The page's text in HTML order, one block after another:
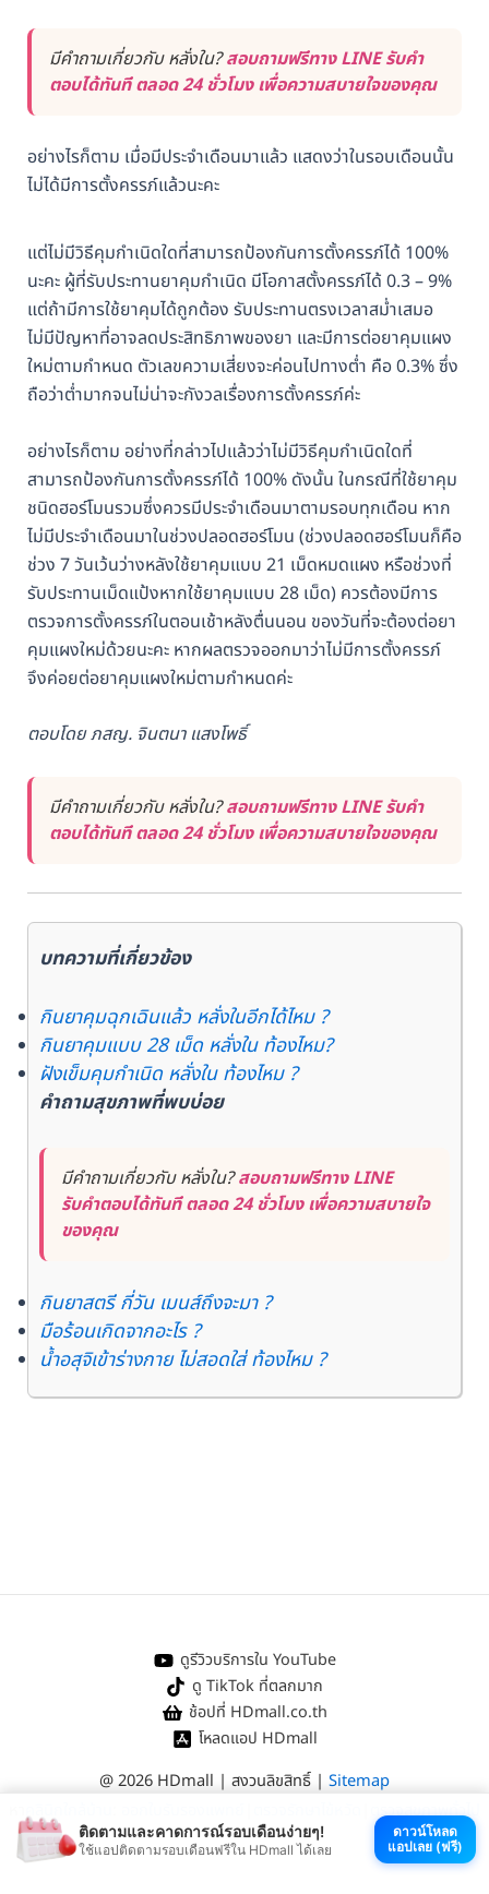
มีคำถามเกี่ยวกับ หลั่งใน?สอบถามฟรีทาง LINE รับคำ
ตอบได้ทันที ตลอด 24 ชั่วโมง เพื่อความสบายใจของคุณ
อย่างไรก็ตาม เมื่อมีประจำเดือนมาแล้ว แสดงว่าในรอบเดือนนั้น
ไม่ได้มีการตั้งครรภ์แล้วนะคะ
แต่ไม่มีวิธีคุมกำเนิดใดที่สามารถป้องกันการตั้งครรภ์ได้ 100%
นะคะ ผู้ที่รับประทานยาคุมกำเนิด มีโอกาสตั้งครรภ์ได้ 0.3 – 9%
แต่ถ้ามีการใช้ยาคุมได้ถูกต้อง รับประทานตรงเวลาสม่ำเสมอ
ไม่มีปัญหาที่อาจลดประสิทธิภาพของยา และมีการต่อยาคุมแผง
ใหม่ตามกำหนด ตัวเลขความเสี่ยงจะค่อนไปทางต่ำ คือ 0.3% ซึ่ง
ถือว่าต่ำมากจนไม่น่าจะกังวลเรื่องการตั้งครรภ์ค่ะ
อย่างไรก็ตาม อย่างที่กล่าวไปแล้วว่าไม่มีวิธีคุมกำเนิดใดที่
สามารถป้องกันการตั้งครรภ์ได้ 100% ดังนั้น ในกรณีที่ใช้ยาคุม
ชนิดฮอร์โมนรวมซึ่งควรมีประจำเดือนมาตามรอบทุกเดือน หาก
ไม่มีประจำเดือนมาในช่วงปลอดฮอร์โมน (ช่วงปลอดฮอร์โมนก็คือ
ช่วง 7 วันเว้นว่างหลังใช้ยาคุมแบบ 21 เม็ดหมดแผง หรือช่วงที่
รับประทานเม็ดแป้งหากใช้ยาคุมแบบ 28 เม็ด) ควรต้องมีการ
ตรวจการตั้งครรภ์ในตอนเช้าหลังตื่นนอน ของวันที่จะต้องต่อยา
คุมแผงใหม่ด้วยนะคะ หากผลตรวจออกมาว่าไม่มีการตั้งครรภ์
จึงค่อยต่อยาคุมแผงใหม่ตามกำหนดค่ะ
ตอบโดย ภสญ. จินตนา แสงโพธิ์
มีคำถามเกี่ยวกับ หลั่งใน?สอบถามฟรีทาง LINE รับคำ
ตอบได้ทันที ตลอด 24 ชั่วโมง เพื่อความสบายใจของคุณ
บทความที่เกี่ยวข้อง
กินยาคุมฉุกเฉินแล้ว หลั่งในอีกได้ไหม ?
กินยาคุมแบบ 28 เม็ด หลั่งใน ท้องไหม?
ฝังเข็มคุมกําเนิด หลั่งใน ท้องไหม ?
คำถามสุขภาพที่พบบ่อย
มีคำถามเกี่ยวกับ หลั่งใน?สอบถามฟรีทาง LINE
รับคำตอบได้ทันที ตลอด 24 ชั่วโมง เพื่อความสบายใจ
ของคุณ
กินยาสตรี กี่วัน เมนส์ถึงจะมา ?
มือร้อนเกิดจากอะไร ?
น้ำอสุจิเข้าร่างกาย ไม่สอดใส่ ท้องไหม ?
ดูรีวิวบริการใน YouTube
ดู TikTok ที่ตลกมาก
ช้อปที่ HDmall.co.th
โหลดแอป HDmall
@ 2026 HDmall | สงวนลิขสิทธิ์ | Sitemap
คลินิกใกล้บ้าน ตรวจสุขภาพทั่วไป
ติดตามและคาดการณ์รอบเดือนง่ายๆ!
ใช้แอปติดตามรอบเดือนฟรีใน HDmall ได้เลย
ดาวน์โหลด
แอปเลย (ฟรี)